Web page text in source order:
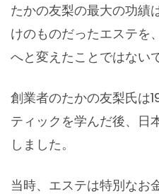
たかの友梨の最大の功績
けのものだったエステを
へと変えたことではない
創業者のたかの友梨氏は
ティックを学んだ後、日
しました。
当時、エステは特別なお